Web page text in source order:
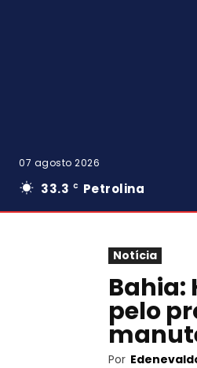
07 agosto 2026
33.3 C Petrolina
Notícia
Bahia:
pelo
Por